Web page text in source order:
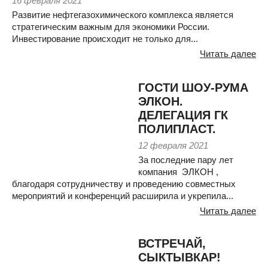
Развитие нефтегазохимического комплекса является
стратегическим важным для экономики России.
Инвестирование происходит не только для...
Читать далее
ГОСТИ ШОУ-РУМА
ЭЛКОН.
ДЕЛЕГАЦИЯ ГК
ПОЛИПЛАСТ.
12 февраля 2021
За последние пару лет
компания ЭЛКОН ,
благодаря сотрудничеству и проведению совместных
мероприятий и конференций расширила и укрепила...
Читать далее
ВСТРЕЧАЙ,
СЫКТЫВКАР!